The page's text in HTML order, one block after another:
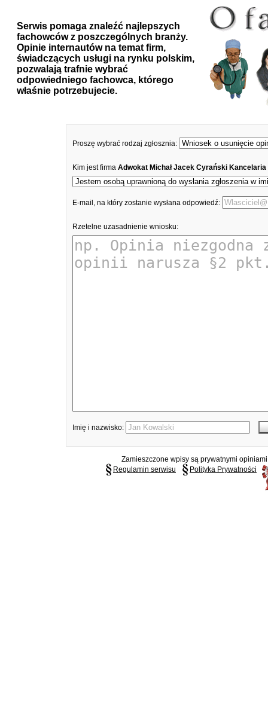
Serwis pomaga znaleźć najlepszych
fachowców z poszczególnych branży.
Opinie internautów na temat firm,
świadczących usługi na rynku polskim,
pozwalają trafnie wybrać
odpowiedniego fachowca, którego
właśnie potrzebujecie.
Proszę wybrać rodzaj zgłosznia:
Kim jest firma Adwokat Michał Jacek Cyrański
E-mail, na który zostanie wysłana odpowiedź:
Rzetelne uzasadnienie wniosku:
Imię i nazwisko:
Zamieszczone wpisy są prywatnymi
Regulamin serwisu
Polityka Prywatności